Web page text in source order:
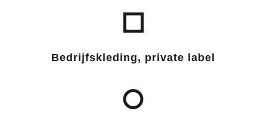
Bedrijfskleding, private label